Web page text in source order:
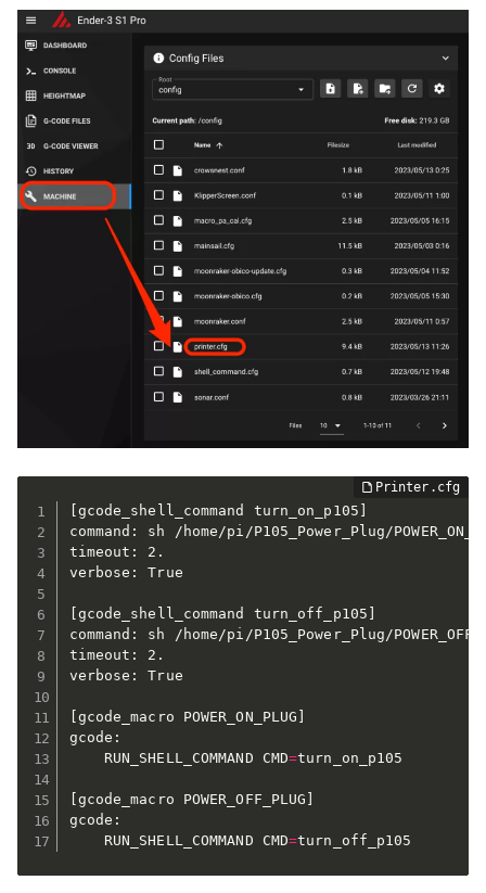
gcode_shell_command turn_on_p105
command: sh /home/pi/P105_Power_Plug/
timeout: 2.
verbose: True
gcode_shell_command turn_off_p105
command: sh /home/pi/P105_Power_Plug/
timeout: 2.
verbose: True
gcode_macro POWER_ON_PLUG
gcode:
    RUN_SHELL_COMMAND CMD
=turn_on_p105
gcode_macro POWER_OFF_PLUG
gcode:
    RUN_SHELL_COMMAND CMD
=turn_off_p105